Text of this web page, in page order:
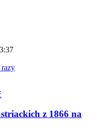
razy
z 1866 na